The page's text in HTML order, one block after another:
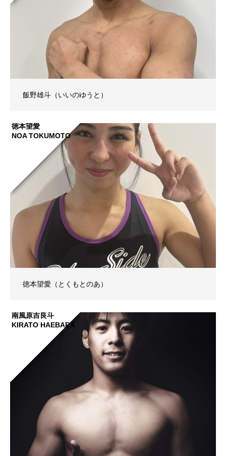
飯野雄斗（いいのゆうと）
徳本望愛
NOA TOKUMOTO
徳本望愛（とくもとのあ）
南風原吉良斗
KIRATO HAEBARA